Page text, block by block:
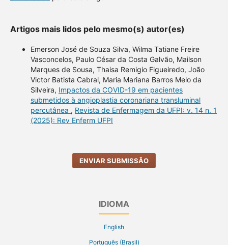
Artigos mais lidos pelo mesmo(s) autor(es)
Emerson José de Souza Silva, Wilma Tatiane Freire
Vasconcelos, Paulo César da Costa Galvão, Mailson
Marques de Sousa, Thaisa Remigio Figueiredo, João
Victor Batista Cabral, Maria Mariana Barros Melo da
Silveira, Impactos da COVID-19 em pacientes
submetidos à angioplastia coronariana transluminal
percutânea , Revista de Enfermagem da UFPI: v. 14 n. 1
(2025): Rev Enferm UFPI
ENVIAR SUBMISSÃO
IDIOMA
English
Português (Brasil)